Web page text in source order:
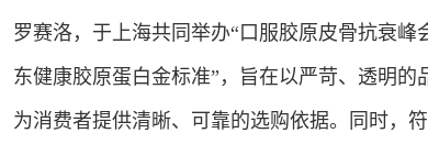
罗赛洛，于上海共同举办“口服胶原皮骨抗衰峰
东健康胶原蛋白金标准”，旨在以严苛、透明的
为消费者提供清晰、可靠的选购依据。同时